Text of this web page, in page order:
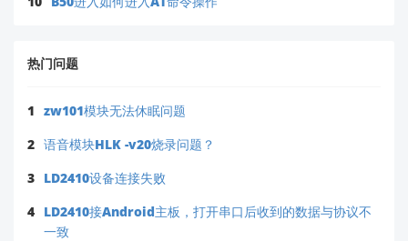
热门问题
1 zw101模块无法休眠问题
2 语音模块HLK -v20烧录问题？
3 LD2410设备连接失败
4 LD2410接Android主板，打开串口后收到的数据与协议不
一致